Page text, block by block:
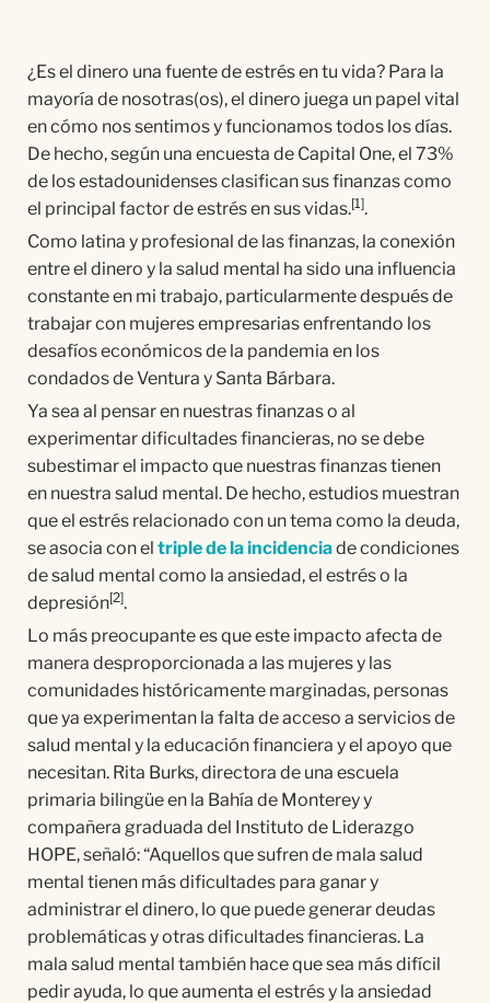
¿Es el dinero una fuente de estrés en tu vida? Para la
mayoría de nosotras(os), el dinero juega un papel vital
en cómo nos sentimos y funcionamos todos los días.
De hecho, según una encuesta de Capital One, el 73%
de los estadounidenses clasifican sus finanzas como
el principal factor de estrés en sus vidas.[1].
Como latina y profesional de las finanzas, la conexión
entre el dinero y la salud mental ha sido una influencia
constante en mi trabajo, particularmente después de
trabajar con mujeres empresarias enfrentando los
desafíos económicos de la pandemia en los
condados de Ventura y Santa Bárbara.
Ya sea al pensar en nuestras finanzas o al
experimentar dificultades financieras, no se debe
subestimar el impacto que nuestras finanzas tienen
en nuestra salud mental. De hecho, estudios muestran
que el estrés relacionado con un tema como la deuda,
se asocia con el triple de la incidenciade condiciones
de salud mental como la ansiedad, el estrés o la
depresión[2].
Lo más preocupante es que este impacto afecta de
manera desproporcionada a las mujeres y las
comunidades históricamente marginadas, personas
que ya experimentan la falta de acceso a servicios de
salud mental y la educación financiera y el apoyo que
necesitan. Rita Burks, directora de una escuela
primaria bilingüe en la Bahía de Monterey y
compañera graduada del Instituto de Liderazgo
HOPE, señaló: “Aquellos que sufren de mala salud
mental tienen más dificultades para ganar y
administrar el dinero, lo que puede generar deudas
problemáticas y otras dificultades financieras. La
mala salud mental también hace que sea más difícil
pedir ayuda, lo que aumenta el estrés y la ansiedad